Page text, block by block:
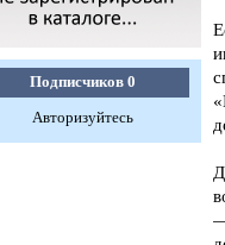
Подписчиков 0
Авторизуйтесь